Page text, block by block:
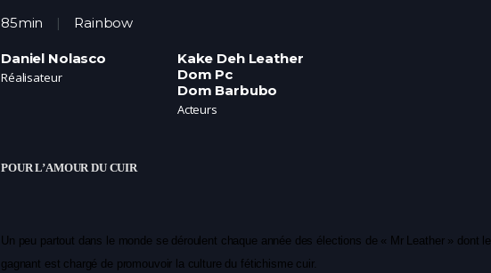
85min Rainbow
Daniel Nolasco
Réalisateur
Kake Deh Leather
Dom Pc
Dom Barbubo
Acteurs
POUR L’AMOUR DU CUIR
Un peu partout dans le monde se déroulent chaque année des élections de « Mr Leather » dont le
gagnant est chargé de promouvoir la culture du fétichisme cuir.